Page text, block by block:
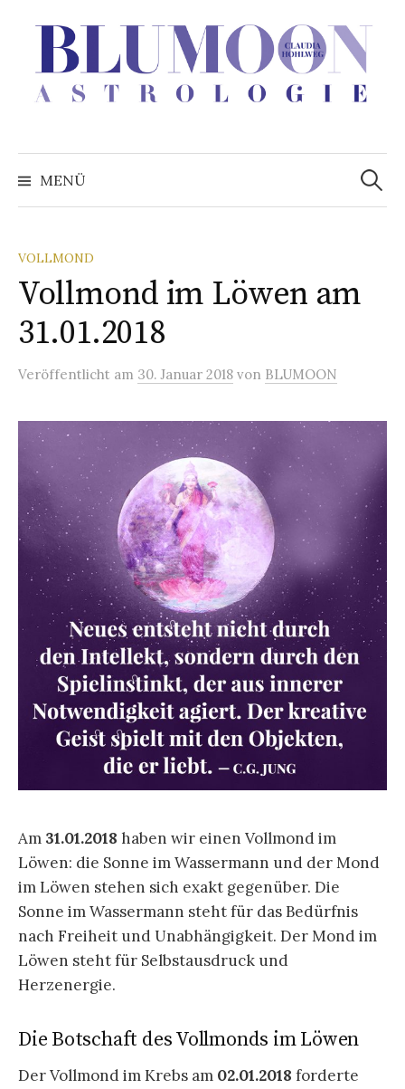
überspringen
MENÜ
Suchen
nach:
VOLLMOND
Vollmond im Löwen am
31.01.2018
Veröffentlicht am 30. Januar 2018 von BLUMOON
Am 31.01.2018 haben wir einen Vollmond im
Löwen: die Sonne im Wassermann und der Mond
im Löwen stehen sich exakt gegenüber. Die
Sonne im Wassermann steht für das Bedürfnis
nach Freiheit und Unabhängigkeit. Der Mond im
Löwen steht für Selbstausdruck und
Herzenergie.
Die Botschaft des Vollmonds im Löwen
Der Vollmond im Krebs am 02.01.2018 forderte